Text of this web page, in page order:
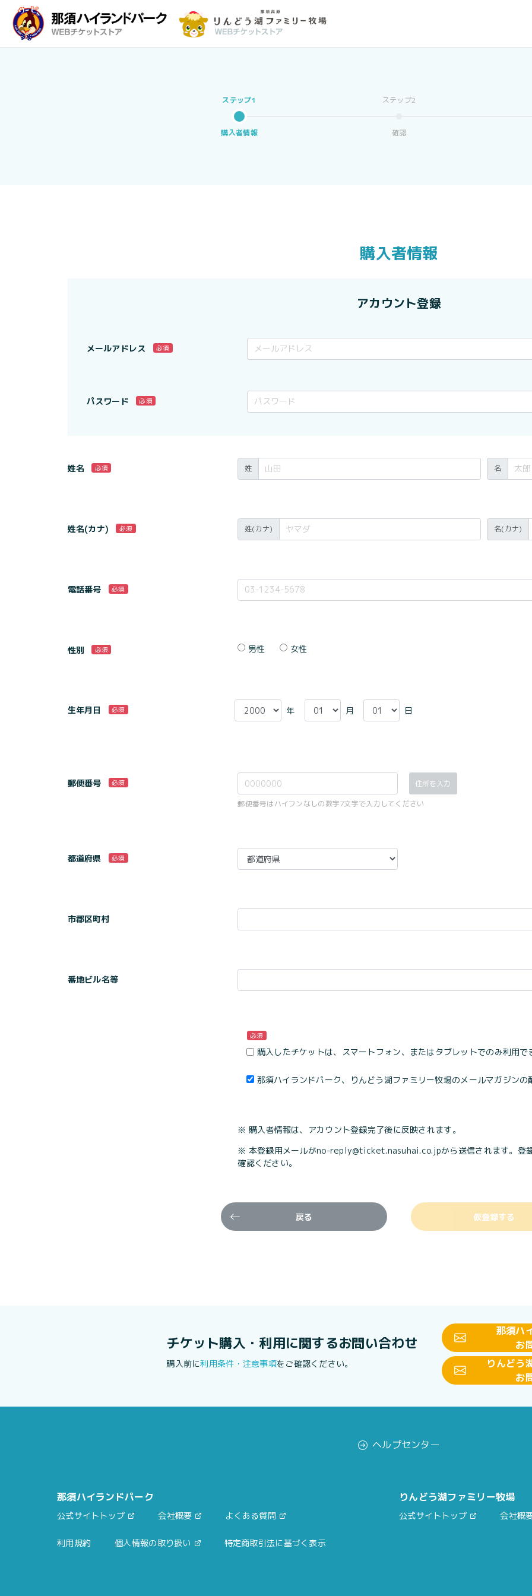
購入者情報 確認
購入者情報
アカウント登録
メールアドレス 必須
パスワード 必須
姓名 必須 姓 名
姓名(カナ) 必須 姓(カナ) 名(カナ)
電話番号 必須
性別 必須 男性 女性
生年月日 必須 年 月 日
郵便番号 必須
住所を入力
郵便番号はハイフンなしの数字7文字で入力してください
都道府県 必須
市郡区町村
番地ビル名等
必須
購入したチケットは、スマートフォン、またはタブレットでのみ利用で
那須ハイランドパーク、りんどう湖ファミリー牧場のメールマガジンの
※ 購入者情報は、アカウント登録完了後に反映されます。
※ 本登録用メールがno-reply@ticket.nasuhai.co.jpから送信されます。登
確認ください。
仮登録する
戻る
チケット購入・利用に関するお問い合わせ
購入前に利用条件・注意事項をご確認ください。
那須ハ
お
りんどう
お
ヘルプセンター
那須ハイランドパーク
公式サイトトップ 会社概要 よくある質問
りんどう湖ファミリー牧場
公式サイトトップ 会社概
利用規約 個人情報の取り扱い 特定商取引法に基づく表示